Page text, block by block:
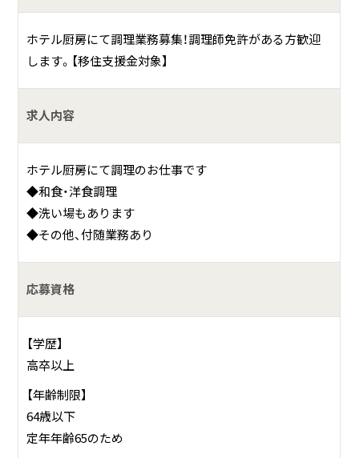
ホテル厨房にて調理業務募集！調理師免許がある方歓迎
します。【移住支援金対象】
求人内容
ホテル厨房にて調理のお仕事です
◆和食・洋食調理
◆洗い場もあります
◆その他、付随業務あり
応募資格
【学歴】
高卒以上
【年齢制限】
64歳以下
定年年齢65のため